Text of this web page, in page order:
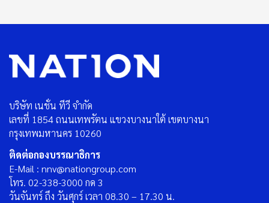
บริษัท เนชั่น ทีวี จำกัด
เลขที่ 1854 ถนนเทพรัตน แขวงบางนาใต้ เขตบางนา
กรุงเทพมหานคร 10260
ติดต่อกองบรรณาธิการ
E-Mail : nnv@nationgroup.com
โทร. 02-338-3000 กด 3
วันจันทร์ ถึง วันศุกร์ เวลา 08.30 – 17.30 น.